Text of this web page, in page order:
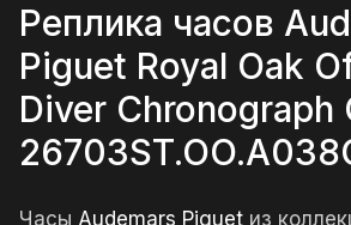
Реплика часов
Piguet Royal Oak
Diver Chronograph
Часы Audemars Piguet из